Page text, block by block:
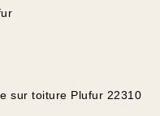
sur toiture Plufur 22310